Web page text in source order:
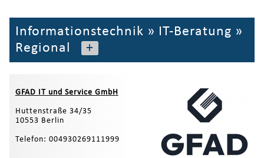
Informationstechnik » IT-Beratung »
Regional
+
GFAD IT und Service GmbH
Huttenstraße 34/35
10553 Berlin
Telefon: 004930269111999